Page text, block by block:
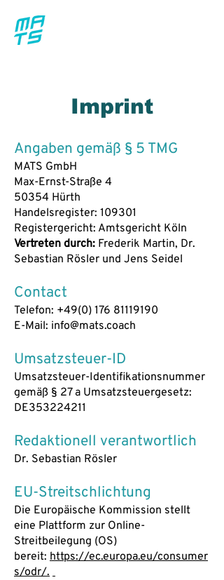
Imprint
Angaben gemäß § 5 TMG
MATS GmbH
Max-Ernst-Straße 4
50354 Hürth
Handelsregister: 109301
Registergericht: Amtsgericht Köln
Vertreten durch: Frederik Martin, Dr.
Sebastian Rösler und Jens Seidel
Contact
Telefon: +49(0) 176 81119190
E-Mail: info@mats.coach
Umsatzsteuer-ID
Umsatzsteuer-Identifikationsnummer
gemäß § 27 a Umsatzsteuergesetz:
DE353224211
Redaktionell verantwortlich
Dr. Sebastian Rösler
EU-Streitschlichtung
Die Europäische Kommission stellt
eine Plattform zur Online-
Streitbeilegung (OS)
bereit: https://ec.europa.eu/consumer
s/odr/.